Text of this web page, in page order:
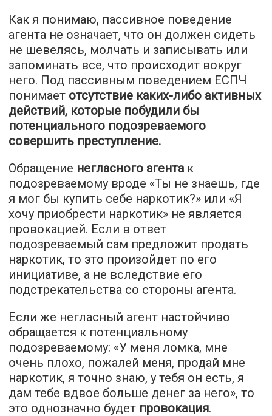
Как я понимаю, пассивное поведение
агента не означает, что он должен сидеть
не шевелясь, молчать и записывать или
запоминать все, что происходит вокруг
него. Под пассивным поведением ЕСПЧ
понимает отсутствие каких-либо активных
действий, которые побудили бы
потенциального подозреваемого
совершить преступление.
Обращение негласного агентак
подозреваемому вроде «Ты не знаешь, где
я мог бы купить себе наркотик?» или «Я
хочу приобрести наркотик» не является
провокацией. Если в ответ
подозреваемый сам предложит продать
наркотик, то это произойдет по его
инициативе, а не вследствие его
подстрекательства со стороны агента.
Если же негласный агент настойчиво
обращается к потенциальному
подозреваемому: «У меня ломка, мне
очень плохо, пожалей меня, продай мне
наркотик, я точно знаю, у тебя он есть, я
дам тебе вдвое больше денег за него», то
это однозначно будет провокация.